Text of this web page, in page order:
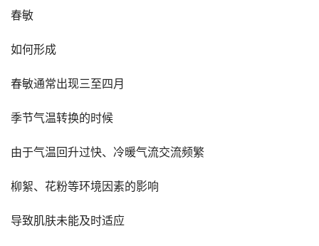
春敏
如何形成
春敏通常出现三至四月
季节气温转换的时候
由于气温回升过快、冷暖气流交流频繁
柳絮、花粉等环境因素的影响
导致肌肤未能及时适应